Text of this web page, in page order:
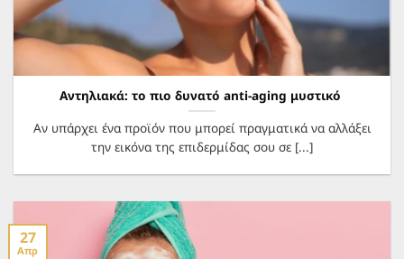
Αντηλιακά: το πιο δυνατό anti-aging μυστικό
Αν υπάρχει ένα προϊόν που μπορεί πραγματικά να αλλάξει
την εικόνα της επιδερμίδας σου σε [...]
27
Απρ